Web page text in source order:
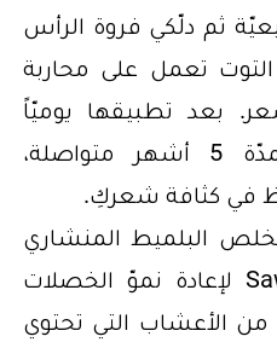
ثم دلّكي فروة الرأس
تعمل على محاربة
بعد تطبيقها يوميّاً
بشكل موضعيّ، ولمدّة 5 أشهر متواصلة،
في كثافة شعركِ.
البلميط المنشاري
Saw Palmetto Extract لإعادة نموّ الخصلات
الأعشاب التي تحتوي